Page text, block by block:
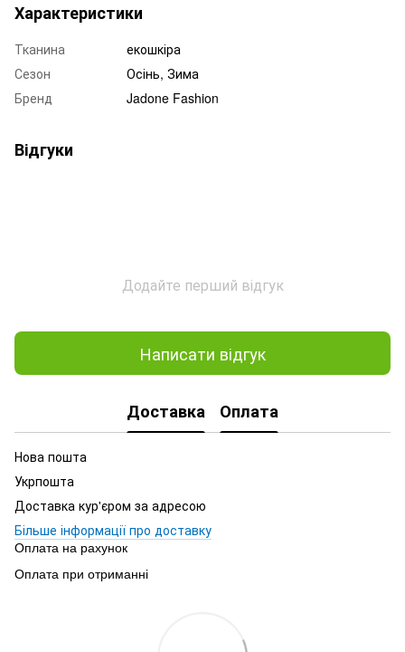
Характеристики
Тканина
екошкіра
Сезон
Осінь, Зима
Бренд
Jadone Fashion
Відгуки
Додайте перший відгук
Написати відгук
Доставка Оплата
Нова пошта
Укрпошта
Доставка кур'єром за адресою
Більше інформації про доставку
Оплата на рахунок
Оплата при отриманні